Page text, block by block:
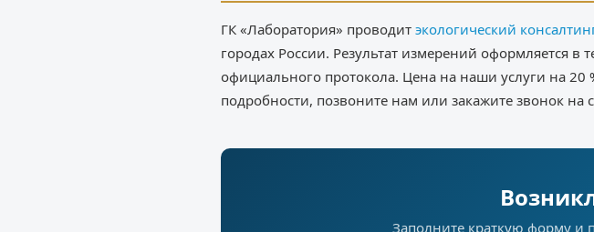
ГК «Лаборатория» проводит экологический
городах России. Результат измерений оформляется
официального протокола. Цена на наши услуги на 20
подробности, позвоните нам или закажите звонок на
Заполните краткую форму и